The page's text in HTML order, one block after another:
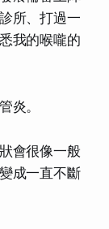
所、打過一
我的喉嚨的
炎。
會很像一般
成一直不斷